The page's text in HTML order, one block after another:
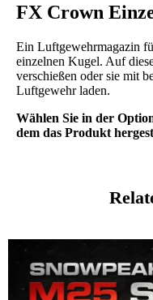
FX Crown
Ein Luftgewehrmagazin
einzelnen Kugel. Auf
verschießen oder sie mit
Luftgewehr laden.
Wählen Sie in der
dem das Produkt